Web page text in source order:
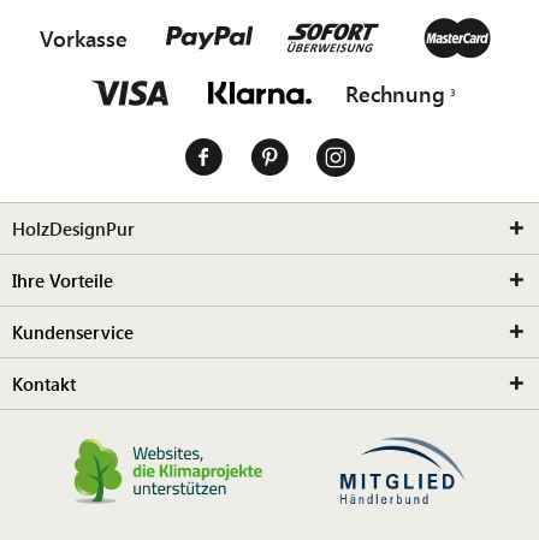
Vorkasse
Rechnung
HolzDesignPur
Ihre Vorteile
Kundenservice
Kontakt